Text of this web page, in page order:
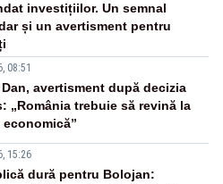
investițiilor. Un semnal
și un avertisment pentru
08:51
avertisment după decizia
„România trebuie să revină la
economică”
15:26
dură pentru Bolojan: